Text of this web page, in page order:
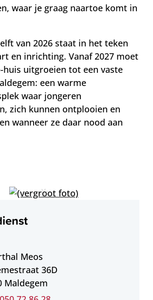
waar je graag naartoe komt in
van 2026 staat in het teken
en inrichting. Vanaf 2027 moet
huis uitgroeien tot een vaste
een warme
waar jongeren
zich kunnen ontplooien en
wanneer ze daar nood aan
Meos
36D
Maldegem